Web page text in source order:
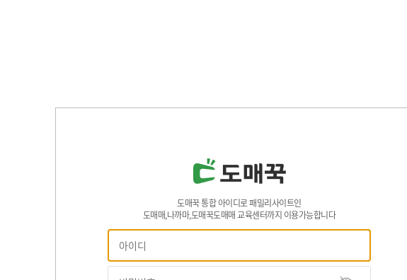
도매꾹 통합 아이디로 패밀리사이트인
도매매,나까마,도매꾹도매매 교육센터까지 이용가능합니다